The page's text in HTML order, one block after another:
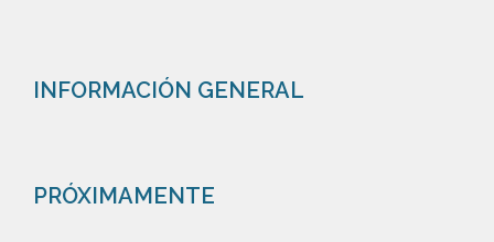
INFORMACIÓN GENERAL
PRÓXIMAMENTE